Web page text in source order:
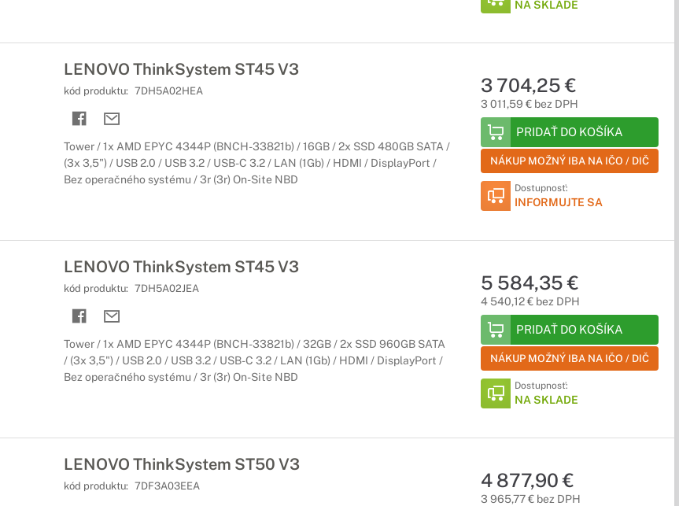
NA SKLADE
LENOVO ThinkSystem ST45 V3
kód produktu: 7DH5A02HEA
Tower / 1x AMD EPYC 4344P (BNCH-33821b) / 16GB / 2x SSD 480GB SATA /
(3x 3,5") / USB 2.0 / USB 3.2 / USB-C 3.2 / LAN (1Gb) / HDMI / DisplayPort /
Bez operačného systému / 3r (3r) On-Site NBD
3 704,25 €
3 011,59 € bez DPH
PRIDAŤ DO KOŠÍKA
NÁKUP MOŽNÝ IBA NA IČO / DIČ
Dostupnosť:
INFORMUJTE SA
LENOVO ThinkSystem ST45 V3
kód produktu: 7DH5A02JEA
Tower / 1x AMD EPYC 4344P (BNCH-33821b) / 32GB / 2x SSD 960GB SATA
/ (3x 3,5") / USB 2.0 / USB 3.2 / USB-C 3.2 / LAN (1Gb) / HDMI / DisplayPort /
Bez operačného systému / 3r (3r) On-Site NBD
5 584,35 €
4 540,12 € bez DPH
PRIDAŤ DO KOŠÍKA
NÁKUP MOŽNÝ IBA NA IČO / DIČ
Dostupnosť:
NA SKLADE
LENOVO ThinkSystem ST50 V3
kód produktu: 7DF3A03EEA 4 877,90 €
3 965,77 € bez DPH